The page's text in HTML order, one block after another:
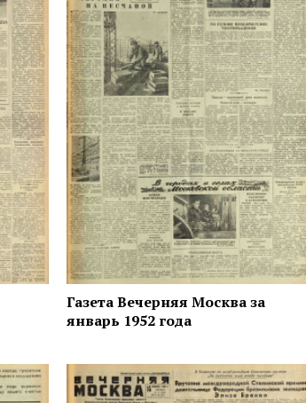
Газета Вечерняя Москва за
январь 1952 года